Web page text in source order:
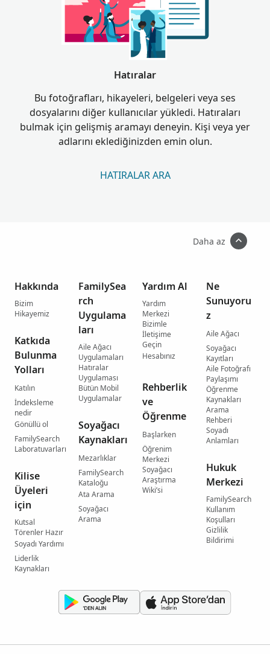
Hatıralar
Bu fotoğrafları, hikayeleri, belgeleri veya ses
dosyalarını diğer kullanıcılar yükledi. Hatıraları
bulmak için gelişmiş aramayı deneyin. Kişi veya yer
adlarını eklediğinizden emin olun.
HATIRALAR ARA
Daha az
Hakkında
Bizim
Hikayemiz
Katkıda
Bulunma
Yolları
Katılın
İndeksleme
nedir
Gönüllü ol
FamilySearch
Laboratuvarları
Kilise
Üyeleri
için
Kutsal
Törenler Hazır
Soyadı Yardımı
Liderlik
Kaynakları
FamilySea
rch
Uygulama
ları
Aile Ağacı
Uygulamaları
Hatıralar
Uygulaması
Bütün Mobil
Uygulamalar
Soyağacı
Kaynakları
Mezarlıklar
FamilySearch
Kataloğu
Ata Arama
Soyağacı
Arama
Yardım Al
Yardım
Merkezi
Bizimle
İletişime
Geçin
Hesabınız
Rehberlik
ve
Öğrenme
Başlarken
Öğrenim
Merkezi
Soyağacı
Araştırma
Wiki’si
Ne
Sunuyoru
z
Aile Ağacı
Soyağacı
Kayıtları
Aile Fotoğrafı
Paylaşımı
Öğrenme
Kaynakları
Arama
Rehberi
Soyadı
Anlamları
Hukuk
Merkezi
FamilySearch
Kullanım
Koşulları
Gizlilik
Bildirimi